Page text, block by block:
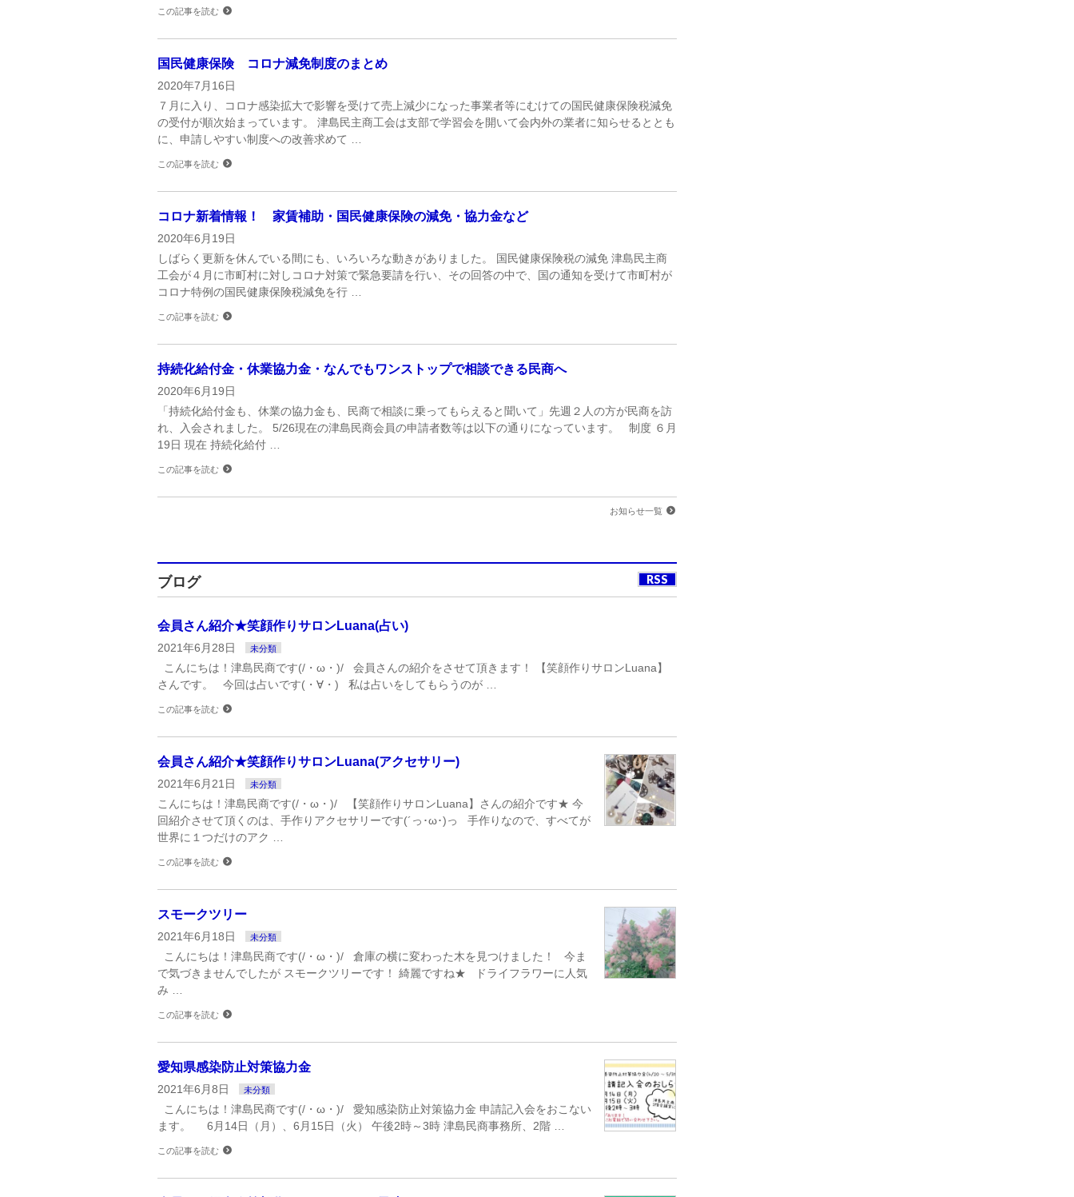
この記事を読む
国民健康保険 コロナ減免制度のまとめ
2020年7月16日
７月に入り、コロナ感染拡大で影響を受けて売上減少になった事業者等にむけての国民健康保険税減免
の受付が順次始まっています。 津島民主商工会は支部で学習会を開いて会内外の業者に知らせるととも
に、申請しやすい制度への改善求めて …
この記事を読む
コロナ新着情報！ 家賃補助・国民健康保険の減免・協力金など
2020年6月19日
しばらく更新を休んでいる間にも、いろいろな動きがありました。 国民健康保険税の減免 津島民主商
工会が４月に市町村に対しコロナ対策で緊急要請を行い、その回答の中で、国の通知を受けて市町村が
コロナ特例の国民健康保険税減免を行 …
この記事を読む
持続化給付金・休業協力金・なんでもワンストップで相談できる民商へ
2020年6月19日
「持続化給付金も、休業の協力金も、民商で相談に乗ってもらえると聞いて」先週２人の方が民商を訪
れ、入会されました。 5/26現在の津島民商会員の申請者数等は以下の通りになっています。 制度 ６月
19日 現在 持続化給付 …
この記事を読む
お知らせ一覧
ブログ RSS
会員さん紹介★笑顔作りサロンLuana(占い)
2021年6月28日 未分類
こんにちは！津島民商です(/・ω・)/ 会員さんの紹介をさせて頂きます！ 【笑顔作りサロンLuana】
さんです。 今回は占いです(・∀・) 私は占いをしてもらうのが …
この記事を読む
会員さん紹介★笑顔作りサロンLuana(アクセサリー)
2021年6月21日 未分類
こんにちは！津島民商です(/・ω・)/ 【笑顔作りサロンLuana】さんの紹介です★ 今
回紹介させて頂くのは、手作りアクセサリーです(´っ･ω･)っ 手作りなので、すべてが
世界に１つだけのアク …
この記事を読む
スモークツリー
2021年6月18日 未分類
こんにちは！津島民商です(/・ω・)/ 倉庫の横に変わった木を見つけました！ 今ま
で気づきませんでしたが スモークツリーです！ 綺麗ですね★ ドライフラワーに人気
み …
この記事を読む
愛知県感染防止対策協力金
2021年6月8日 未分類
こんにちは！津島民商です(/・ω・)/ 愛知感染防止対策協力金 申請記入会をおこない
ます。 6月14日（月）、6月15日（火） 午後2時～3時 津島民商事務所、2階 …
この記事を読む